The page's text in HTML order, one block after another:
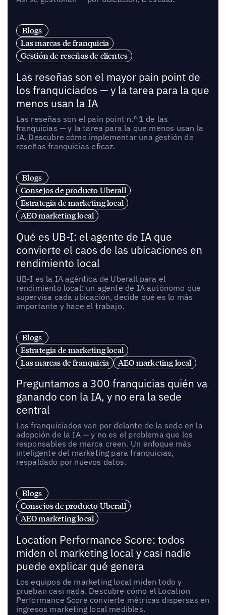
Blogs
Las marcas de franquicia
Gestión de reseñas de clientes
Las reseñas son el mayor pain point de
los franquiciados — y la tarea para la que
menos usan la IA
Las reseñas son el pain point n.º 1 de las
franquicias — y la tarea para la que menos usan la
IA. Descubre cómo implementar una gestión de
reseñas franquicias eficaz.
Blogs
Consejos de producto Uberall
Estrategia de marketing local
AEO marketing local
Qué es UB-I: el agente de IA que
convierte el caos de las ubicaciones en
rendimiento local
UB-I es la IA agéntica de Uberall para el
rendimiento local: un agente de IA autónomo que
supervisa cada ubicación, decide qué es lo más
importante y hace el trabajo.
Blogs
Estrategia de marketing local
Las marcas de franquicia
AEO marketing local
Preguntamos a 300 franquicias quién va
ganando con la IA, y no era la sede
central
Los franquiciados van por delante de la sede en la
adopción de la IA — y no es el problema que los
responsables de marca creen. Un enfoque más
inteligente del marketing para franquicias,
respaldado por nuevos datos.
Blogs
Consejos de producto Uberall
AEO marketing local
Location Performance Score: todos
miden el marketing local y casi nadie
puede explicar qué genera
Los equipos de marketing local miden todo y
prueban casi nada. Descubre cómo el Location
Performance Score convierte métricas dispersas en
ingresos marketing local medibles.